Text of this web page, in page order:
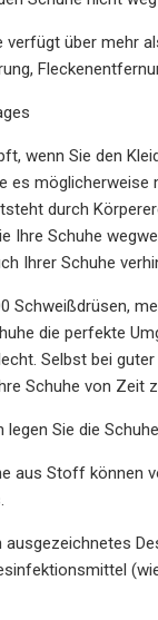
verfügt über mehr
wenn Sie den
es
durch
Ihre Schuhe
Ihrer Schuhe
Schweißdrüsen,
die perfekte
Selbst bei
Schuhe von Zeit
legen Sie die
aus Stoff können
ausgezeichnetes